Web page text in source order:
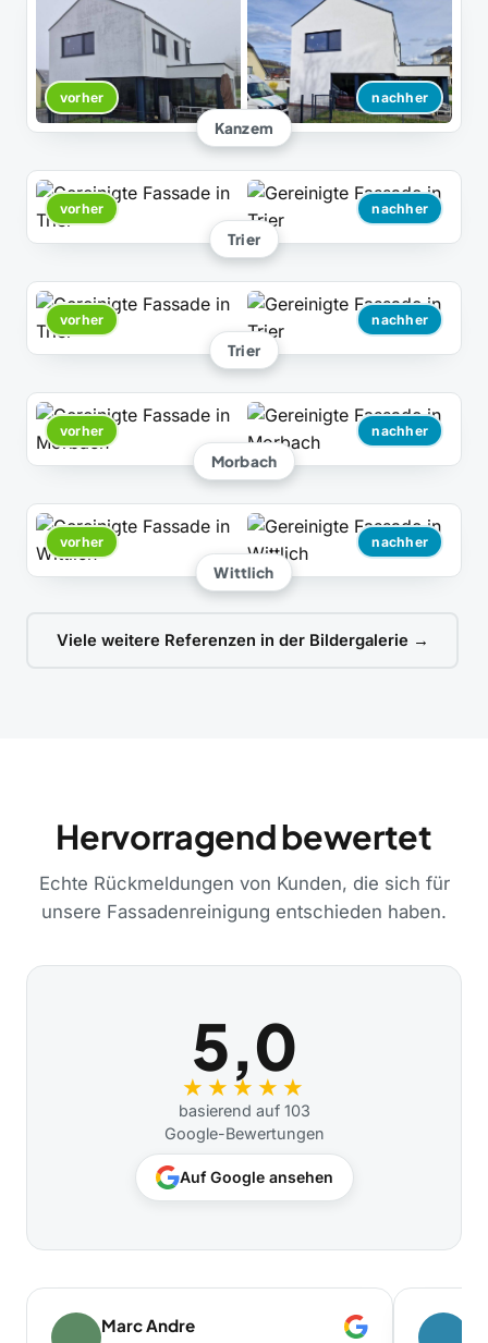
vorher nachher
Kanzem
vorher nachher
Trier
vorher nachher
Trier
vorher nachher
Morbach
vorher nachher
Wittlich
Viele weitere Referenzen in der Bildergalerie →
Hervorragend bewertet
Echte Rückmeldungen von Kunden, die sich für
unsere Fassadenreinigung entschieden haben.
5,0
★★★★★
basierend auf 103
Google-Bewertungen
Auf Google ansehen
Marc Andre